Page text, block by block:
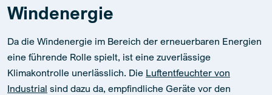
Windenergie
Da die Windenergie im Bereich der erneuerbaren Energien
eine führende Rolle spielt, ist eine zuverlässige
Klimakontrolle unerlässlich. Die Luftentfeuchter von
Industrial sind dazu da, empfindliche Geräte vor den